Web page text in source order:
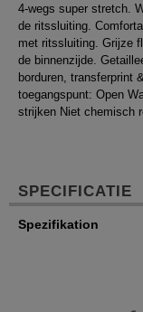
4-wegs super stretch.
de ritssluiting.
met ritssluiting. Grijze
de binnenzijde.
borduren, transferprint
toegangspunt: Open
strijken Niet chemisch
SPECIFICATIE
Spezifikation